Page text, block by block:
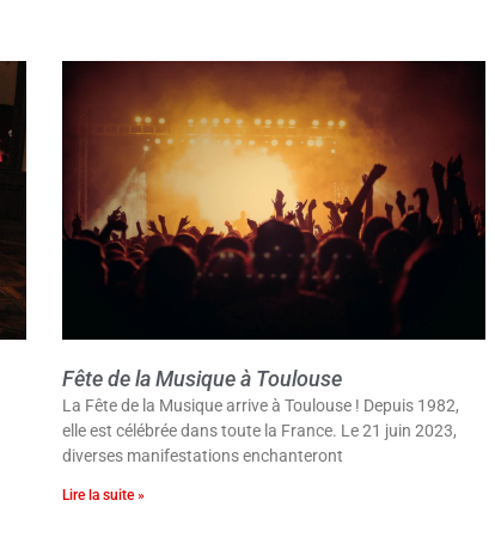
Fête de la Musique à Toulouse
La Fête de la Musique arrive à Toulouse ! Depuis 1982,
elle est célébrée dans toute la France. Le 21 juin 2023,
diverses manifestations enchanteront
Lire la suite »